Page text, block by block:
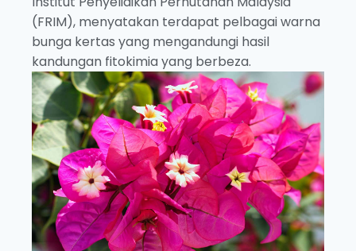
(FRIM), menyatakan terdapat pelbagai warna
bunga kertas yang mengandungi hasil
kandungan fitokimia yang berbeza.